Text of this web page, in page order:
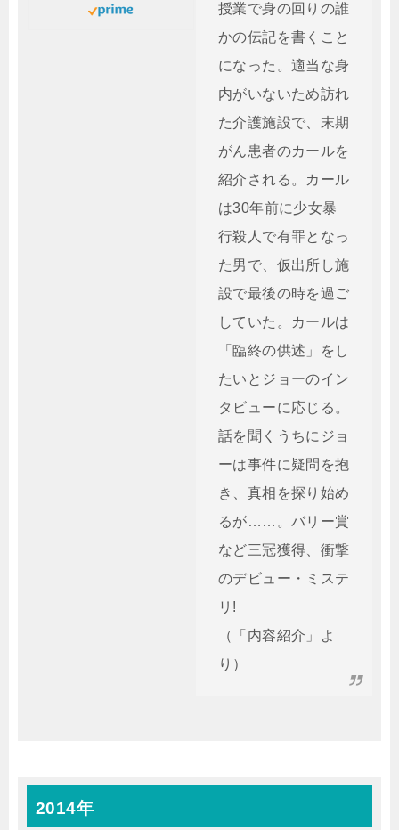
授業で身の回りの誰
かの伝記を書くこと
になった。適当な身
内がいないため訪れ
た介護施設で、末期
がん患者のカールを
紹介される。カール
は30年前に少女暴
行殺人で有罪となっ
た男で、仮出所し施
設で最後の時を過ご
していた。カールは
「臨終の供述」をし
たいとジョーのイン
タビューに応じる。
話を聞くうちにジョ
ーは事件に疑問を抱
き、真相を探り始め
るが……。バリー賞
など三冠獲得、衝撃
のデビュー・ミステ
リ!
（「内容紹介」よ
り）
2014年